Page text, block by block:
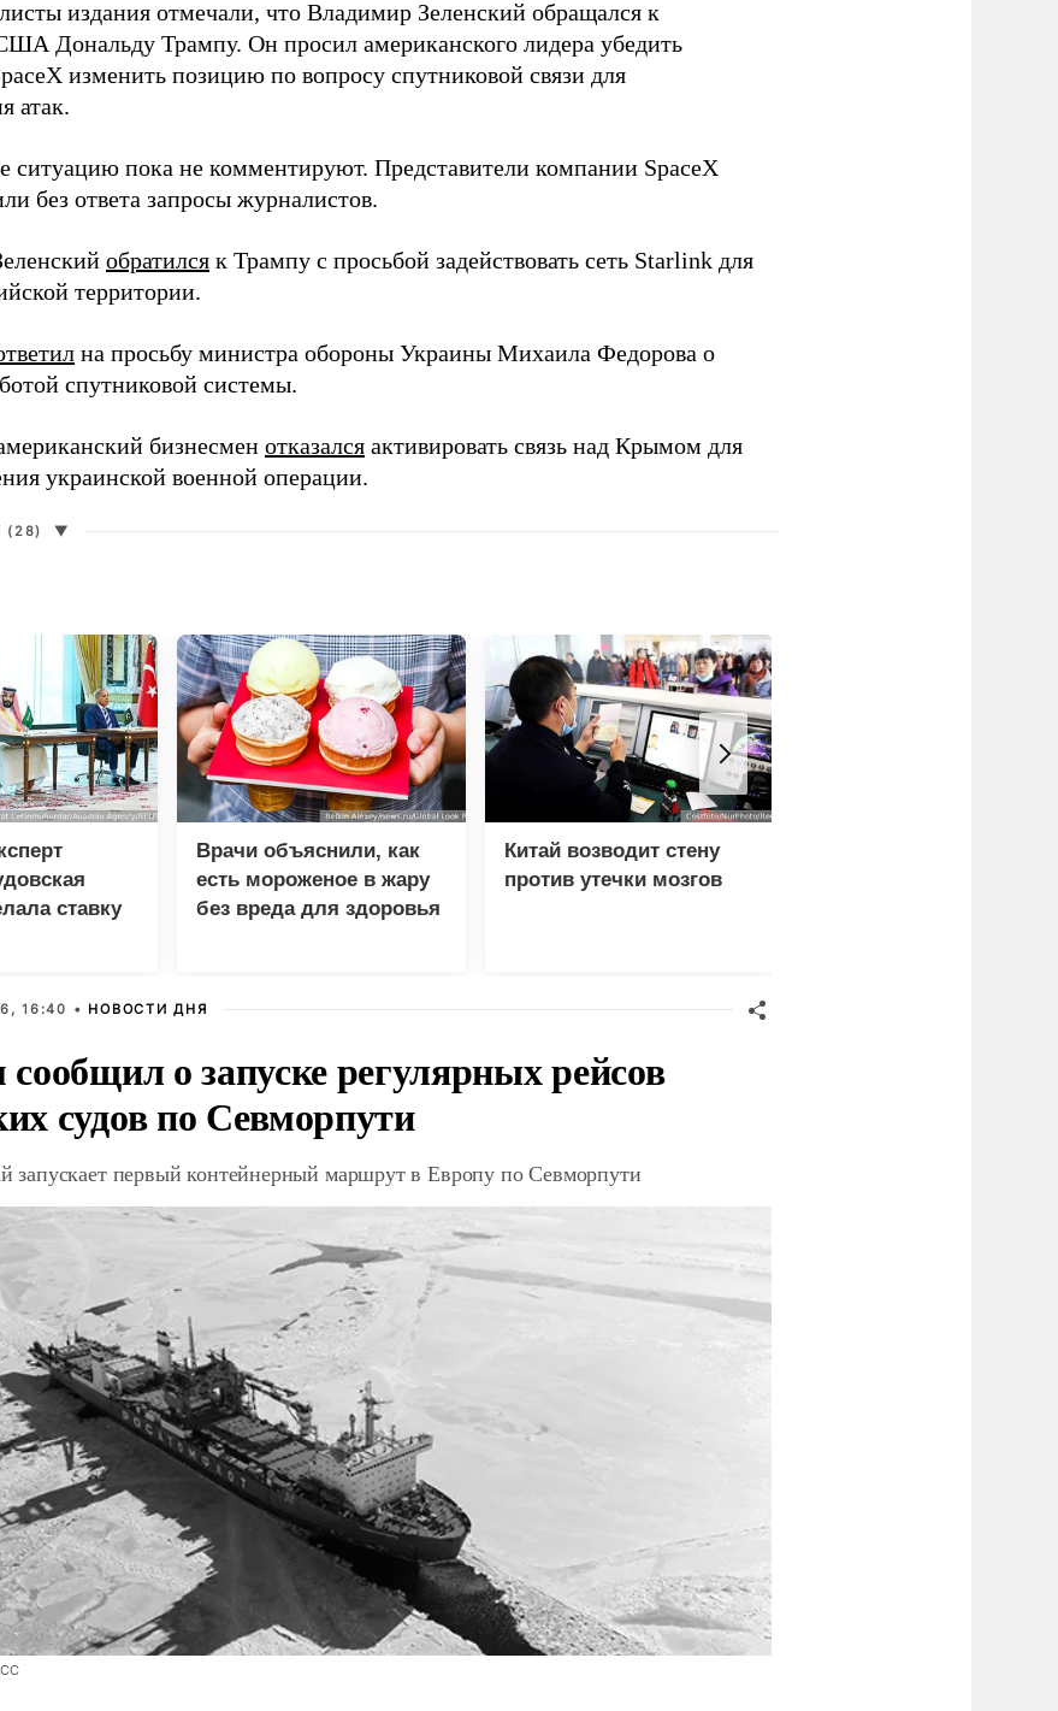
издания отмечали, что Владимир Зеленский обращался к
Дональду Трампу. Он просил американского лидера убедить
изменить позицию по вопросу спутниковой связи для
атак.
ситуацию пока не комментируют. Представители компании SpaceX
без ответа запросы журналистов.
обратился к Трампу с просьбой задействовать сеть Starlink для
территории.
на просьбу министра обороны Украины Михаила Федорова о
спутниковой системы.
бизнесмен отказался активировать связь над Крымом для
украинской военной операции.
(28) ▼
ставку
Врачи объяснили, как
есть мороженое в жару
без вреда для здоровья
Китай возводит стену
против утечки мозгов
16:40 • НОВОСТИ ДНЯ
сообщил о запуске регулярных рейсов
судов по Севморпути
запускает первый контейнерный маршрут в Европу по Севморпути